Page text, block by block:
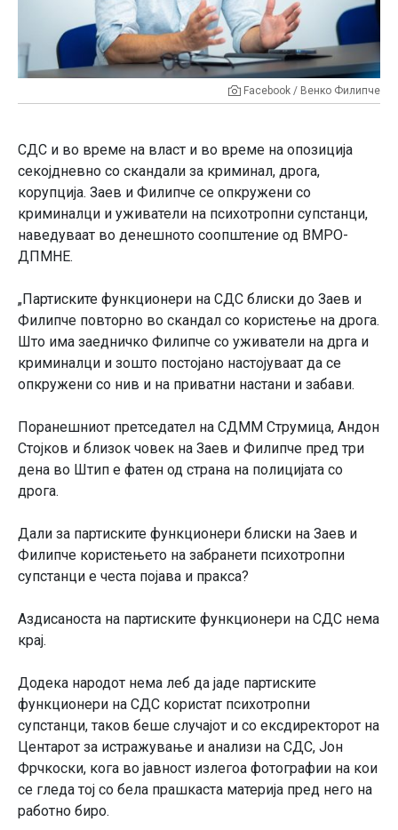
Facebook / Венко Филипче
СДС и во време на власт и во време на опозиција
секојдневно со скандали за криминал, дрога,
корупција. Заев и Филипче се опкружени со
криминалци и уживатели на психотропни супстанци,
наведуваат во денешното соопштение од ВМРО-
ДПМНЕ.
„Партиските функционери на СДС блиски до Заев и
Филипче повторно во скандал со користење на дрога.
Што има заедничко Филипче со уживатели на дрга и
криминалци и зошто постојано настојуваат да се
опкружени со нив и на приватни настани и забави.
Поранешниот претседател на СДММ Струмица, Андон
Стојков и близок човек на Заев и Филипче пред три
дена во Штип е фатен од страна на полицијата со
дрога.
Дали за партиските функционери блиски на Заев и
Филипче користењето на забранети психотропни
супстанци е честа појава и пракса?
Аздисаноста на партиските функционери на СДС нема
крај.
Додека народот нема леб да јаде партиските
функционери на СДС користат психотропни
супстанци, таков беше случајот и со ексдиректорот на
Центарот за истражување и анализи на СДС, Јон
Фрчкоски, кога во јавност излегоа фотографии на кои
се гледа тој со бела прашкаста материја пред него на
работно биро.